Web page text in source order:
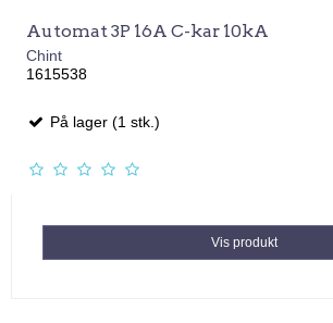
Automat 3P 16A C-kar 10kA
Chint
1615538
På lager (1 stk.)
Vis produkt